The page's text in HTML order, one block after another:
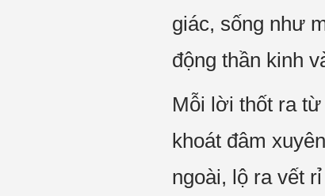
giác, sống như
động thần kinh
Mỗi lời thốt ra
khoát đâm
ngoài, lộ ra vết